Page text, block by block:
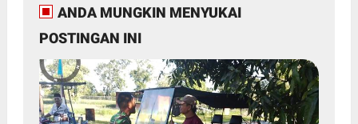
ANDA MUNGKIN MENYUKAI
POSTINGAN INI